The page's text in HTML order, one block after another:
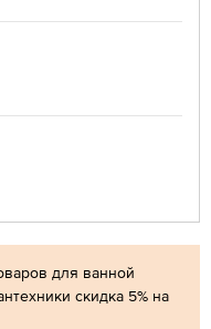
для ванной
скидка 5% на